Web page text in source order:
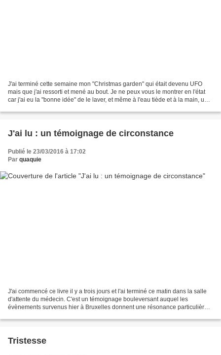
J'ai terminé cette semaine mon "Christmas garden" qui était devenu UFO
mais que j'ai ressorti et mené au bout. Je ne peux vous le montrer en l'état
car j'ai eu la "bonne idée" de le laver, et même à l'eau tiède et à la main, une
J'ai lu : un témoignage de circonstance
Publié le 23/03/2016 à 17:02
Par quaquie
J'ai commencé ce livre il y a trois jours et l'ai terminé ce matin dans la salle
d'attente du médecin. C'est un témoignage bouleversant auquel les
évènements survenus hier à Bruxelles donnent une résonance particulière
Tristesse